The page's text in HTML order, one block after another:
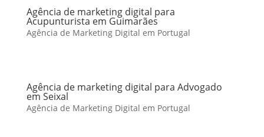
Agência de marketing digital para
Acupunturista em Guimarães
Agência de Marketing Digital em Portugal
Agência de marketing digital para Advogado
em Seixal
Agência de Marketing Digital em Portugal